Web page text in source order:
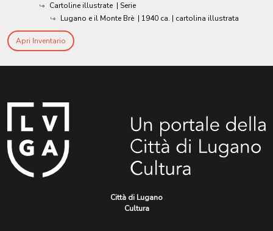
Cartoline illustrate | Serie
Lugano e il Monte Brè | 1940 ca. | cartolina illustrata
Apri Inventario
Città di Lugano
Cultura